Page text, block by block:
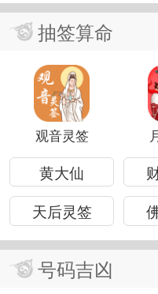
抽签算命
观音灵签
黄大仙
天后灵签
号码吉凶